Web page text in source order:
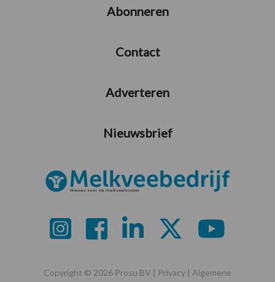
Abonneren
Contact
Adverteren
Nieuwsbrief
Copyright © 2026 Prosu BV | Privacy | Algemene